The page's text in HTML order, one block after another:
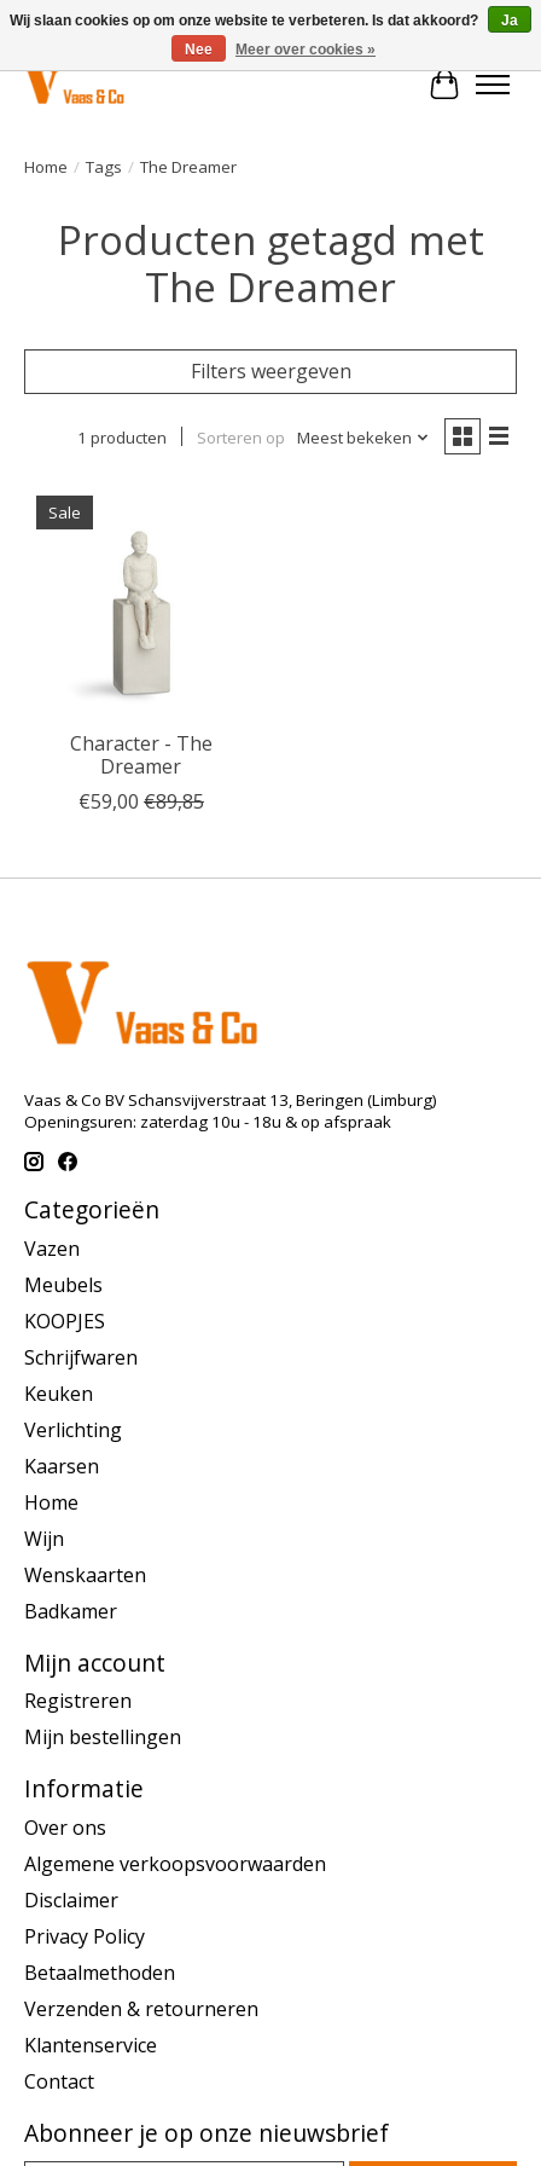
Home / Tags / The Dreamer
Producten getagd met
The Dreamer
Filters weergeven
1 producten Sorteren op Meest bekeken
Sale
Character - The
Dreamer
€59,00 €89,85
Vaas & Co BV Schansvijverstraat 13, Beringen (Limburg)
Openingsuren: zaterdag 10u - 18u & op afspraak
Categorieën
Vazen
Meubels
KOOPJES
Schrijfwaren
Keuken
Verlichting
Kaarsen
Home
Wijn
Wenskaarten
Badkamer
Mijn account
Registreren
Mijn bestellingen
Informatie
Over ons
Algemene verkoopsvoorwaarden
Disclaimer
Privacy Policy
Betaalmethoden
Verzenden & retourneren
Klantenservice
Contact
Abonneer je op onze nieuwsbrief
Wij slaan cookies op om onze website te verbeteren. Is dat akkoord?
Ja
Nee
Meer over cookies »